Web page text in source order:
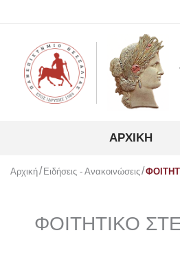
περιεχόμενο
ΑΡΧΙΚΉ
Αρχική Ειδήσεις - Ανακοινώσεις
ΦΟΙΤΗΤΙΚΟ